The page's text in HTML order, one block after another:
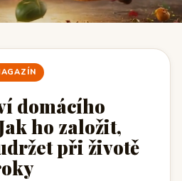
domácího
ho založit,
při životě